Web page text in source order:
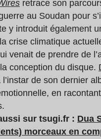
retrace son
au Soudan pour
y introduit également
crise climatique
venait de prendre de
conception du disque.
de son dernier
en
sur tsugi.fr : Dua
morceaux en